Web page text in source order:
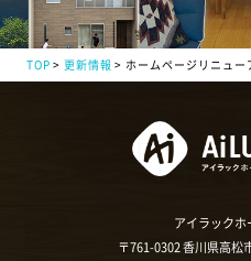
TOP 更新情報 ホームページリニュー
アイラック
〒761-0302 香川県高松